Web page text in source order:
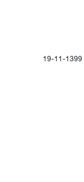
1399-11-19